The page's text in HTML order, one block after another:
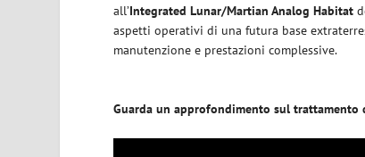
all’Integrated Lunar/Martian Analog Habitat
aspetti operativi di una futura base
manutenzione e prestazioni complessive.
Guarda un approfondimento sul trattamento